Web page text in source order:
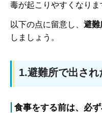
毒が起こりやすくなりま
以下の点に留意し、 避難
しましょう。
1.避難所で出さ
食事をする前は、必